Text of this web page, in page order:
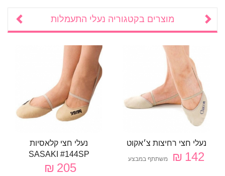
מוצרים בקטגוריה נעלי התעמלות
נעלי חצי רחיצות צ׳אקוט
142 ₪ משתתף במבצע
נעלי חצי קלאסיות
SASAKI #144SP
205 ₪